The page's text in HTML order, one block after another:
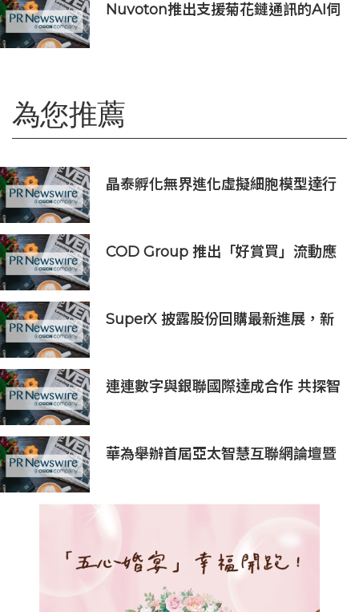
Nuvoton推出支援菊花鏈通訊的AI伺
為您推薦
晶泰孵化無界進化虛擬細胞模型達行
COD Group 推出「好賞買」流動應
SuperX 披露股份回購最新進展，新
連連數字與銀聯國際達成合作 共探智
華為舉辦首屆亞太智慧互聯網論壇暨